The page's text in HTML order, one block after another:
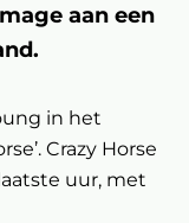
aan een
in het
Crazy Horse
uur, met